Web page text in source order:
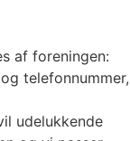
af foreningen:
telefonnummer,
udelukkende